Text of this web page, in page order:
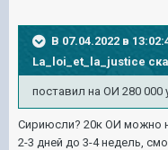
В 07.04.2022 в
La_loi_et_la_justice
поставил на ОИ 280 000
Сириюсли? 20к ОИ можно
2-3 дней до 3-4 недель,